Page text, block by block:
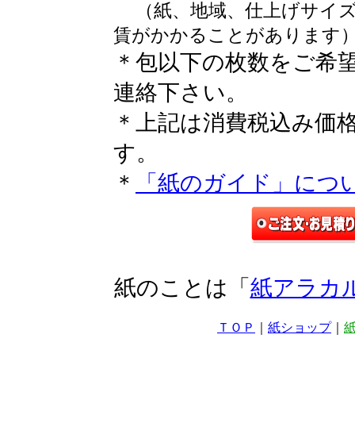
（紙、地域、仕上げサイ
賃がかかることがあります
＊包以下の枚数をご希
連絡下さい。
＊上記は消費税込み価
す。
＊
「紙のガイド」につ
紙のことは「 紙アラカ
ＴＯＰ 紙ショップ｜